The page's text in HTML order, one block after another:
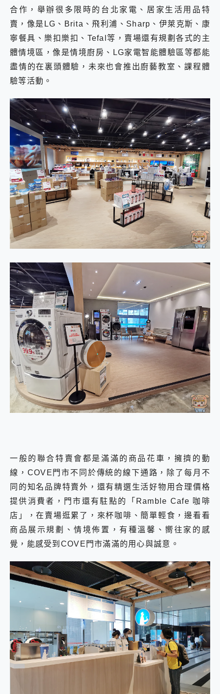
合作，舉辦很多限時的台北家電、居家生活用品特
賣，像是LG、Brita、飛利浦、Sharp、伊萊克斯、康
寧餐具、樂扣樂扣、Tefal等，賣場還有規劃各式的主
體情境區，像是情境廚房、LG家電智能體驗區等都能
盡情的在裏頭體驗，未來也會推出廚藝教室、課程體
驗等活動。
一般的聯合特賣會都是滿滿的商品花車，擁擠的動
線，COVE門市不同於傳統的線下通路，除了每月不
同的知名品牌特賣外，還有精選生活好物用合理價格
提供消費者，門市還有駐點的「Ramble Cafe 咖啡
店」，在賣場逛累了，來杯咖啡、簡單輕食，邊看看
商品展示規劃、情境佈置，有種溫馨、嚮往家的感
覺，能感受到COVE門市滿滿的用心與誠意。